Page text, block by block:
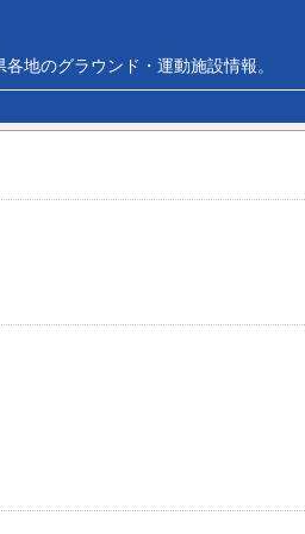
地のグラウンド・運動施設情報。